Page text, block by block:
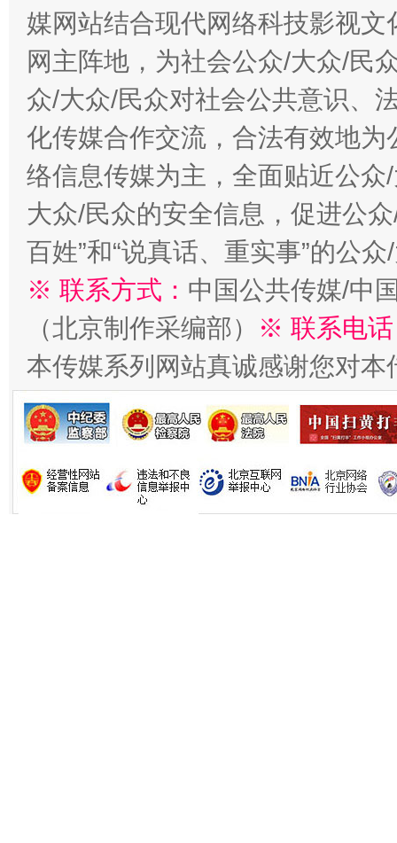
习近平的博鳌关键词
魏明亮
“刷贴”乱象丛生
生
揭批美国五大"原罪" "炒
媒网站结合现代网络科技影视
网主阵地，为社会公众/大众/民
众/大众/民众对社会公共意识、
化传媒合作交流，合法有效地
络信息传媒为主，全面贴近公
大众/民众的安全信息，促进公
百姓”和“说真话、重实事”的公
※ 联系方式： 中国公共传媒/中
（北京制作采编部）
※ 联系电
本传媒系列网站真诚感谢您对